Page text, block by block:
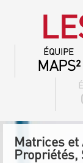
ÉQUIPE
MAPS²
Matrices et
Propriétés,